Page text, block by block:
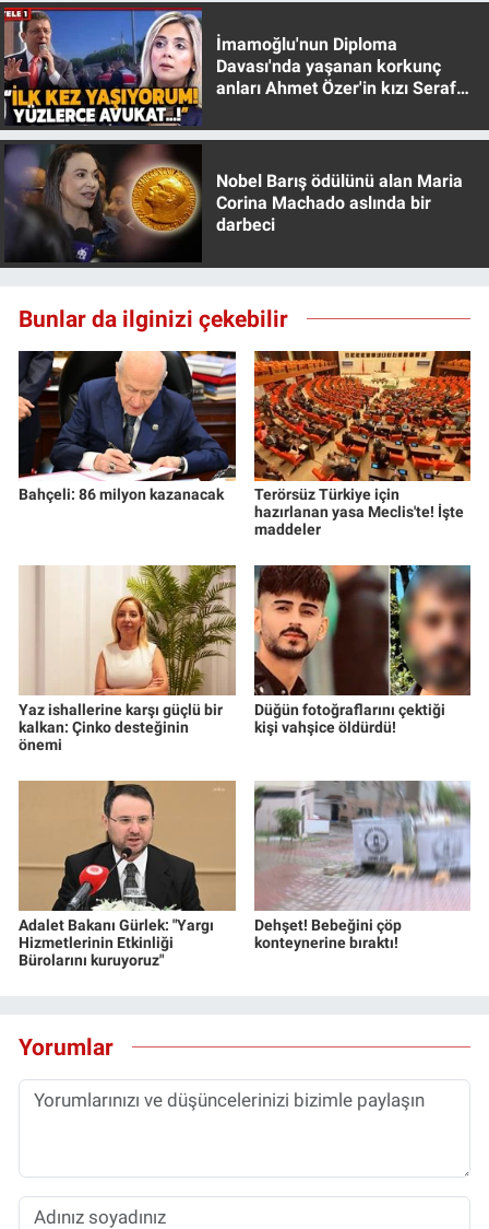
İmamoğlu'nun Diploma
Davası'nda yaşanan korkunç
anları Ahmet Özer'in kızı Seraf
Nobel Barış ödülünü alan Maria
Corina Machado aslında bir
darbeci
Bunlar da ilginizi çekebilir
Bahçeli: 86 milyon kazanacak
Terörsüz Türkiye için
hazırlanan yasa Meclis'te! İşte
maddeler
Yaz ishallerine karşı güçlü bir
kalkan: Çinko desteğinin
önemi
Düğün fotoğraflarını çektiği
kişi vahşice öldürdü!
Adalet Bakanı Gürlek: "Yargı
Hizmetlerinin Etkinliği
Bürolarını kuruyoruz"
Dehşet! Bebeğini çöp
konteynerine bıraktı!
Yorumlar